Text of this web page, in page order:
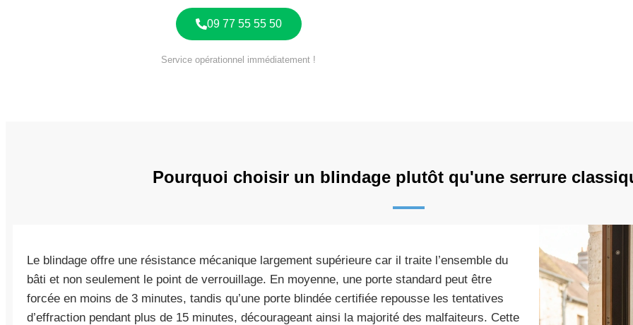
09 77 55 55 50
Service opérationnel immédiatement !
Pourquoi choisir un blindage plutôt qu'une serrure
Le blindage offre une résistance mécanique largement supérieure car il traite l’ensemble du
bâti et non seulement le point de verrouillage. En moyenne, une porte standard peut être
forcée en moins de 3 minutes, tandis qu’une porte blindée certifiée repousse les tentatives
d’effraction pendant plus de 15 minutes, décourageant ainsi la majorité des malfaiteurs. Cette